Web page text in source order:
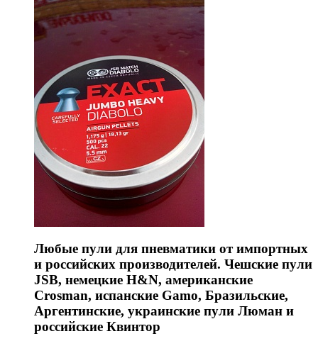
Любые пули для пневматики от импортных
и российских производителей. Чешские пули
JSB, немецкие H&N, американские
Crosman, испанские Gamo, Бразильские,
Аргентинские, украинские пули Люман и
российские Квинтор